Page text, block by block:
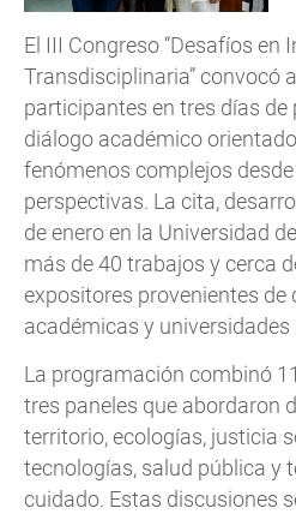
El III Congreso “Desafíos en
Transdisciplinaria” convocó
participantes en tres días de
diálogo académico
fenómenos complejos
perspectivas. La cita,
de enero en la Universidad
más de 40 trabajos y cerca
expositores provenientes
académicas y universidades
La programación combinó
tres paneles que abordaron
territorio, ecologías, justicia
tecnologías, salud pública y
cuidado. Estas discusiones